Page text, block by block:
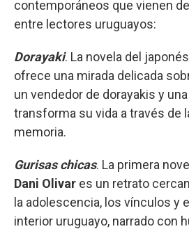
contemporáneos que vienen
entre lectores uruguayos:
Dorayaki. La novela del japonés
ofrece una mirada delicada
un vendedor de dorayakis y
transforma su vida a través de
memoria.
Gurisas chicas. La primera
Dani Olivar es un retrato
la adolescencia, los vínculos y
interior uruguayo, narrado con